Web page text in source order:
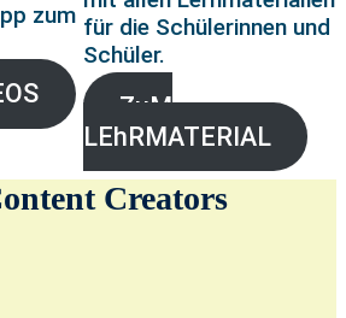
zum für die Schülerinnen und
Schüler.
ZuM
LEhRMATERIAL
Creators